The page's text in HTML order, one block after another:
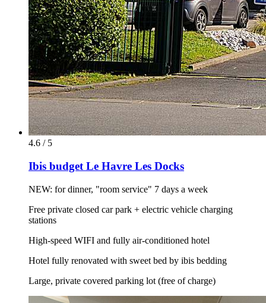
4.6 / 5
Ibis budget Le Havre Les Docks
NEW: for dinner, "room service" 7 days a week
Free private closed car park + electric vehicle charging
stations
High-speed WIFI and fully air-conditioned hotel
Hotel fully renovated with sweet bed by ibis bedding
Large, private covered parking lot (free of charge)